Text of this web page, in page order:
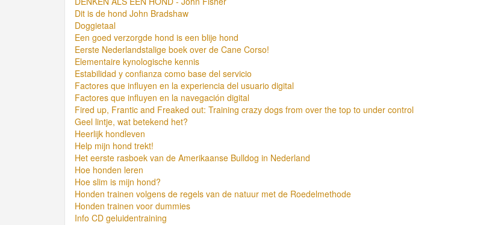
Dit is de hond John Bradshaw
Doggietaal
Een goed verzorgde hond is een blije hond
Eerste Nederlandstalige boek over de Cane Corso!
Elementaire kynologische kennis
Estabilidad y confianza como base del servicio
Factores que influyen en la experiencia del usuario digital
Factores que influyen en la navegación digital
Fired up, Frantic and Freaked out: Training crazy dogs from over the top to under control
Geel lintje, wat betekend het?
Heerlijk hondleven
Help mijn hond trekt!
Het eerste rasboek van de Amerikaanse Bulldog in Nederland
Hoe honden leren
Hoe slim is mijn hond?
Honden trainen volgens de regels van de natuur met de Roedelmethode
Honden trainen voor dummies
Info CD geluidentraining